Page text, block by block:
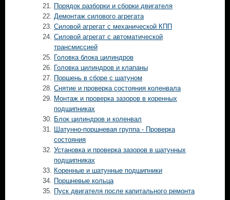
Порядок разборки и сборки двигателя
Демонтаж силового агрегата
Силовой агрегат с механической КПП
Силовой агрегат с автоматической
трансмиссией
Головка блока цилиндров
Головка цилиндров и клапаны
Поршень в сборе с шатуном
Снятие и проверка состояния коленвала
Монтаж и проверка зазоров в коренных
подшипниках
Блок цилиндров и коленвал
Шатунно-поршневая группа - Проверка
состояния
Установка и проверка зазоров в шатунных
подшипниках
Коренные и шатунные подшипники
Поршневые кольца
Пуск двигателя после капитального ремонта